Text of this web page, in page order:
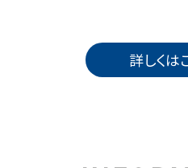
詳しくは